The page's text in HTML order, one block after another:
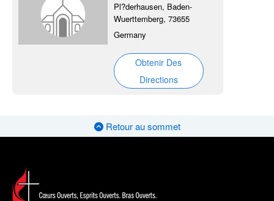
Pl?derhausen, Baden-
Wuerttemberg, 73655
Germany
Obtenir Des
Directions
Retour au sommet